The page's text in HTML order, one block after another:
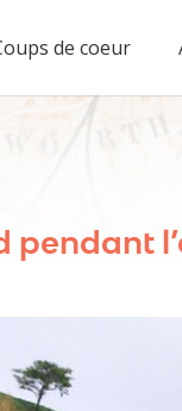
de coeur
pendant